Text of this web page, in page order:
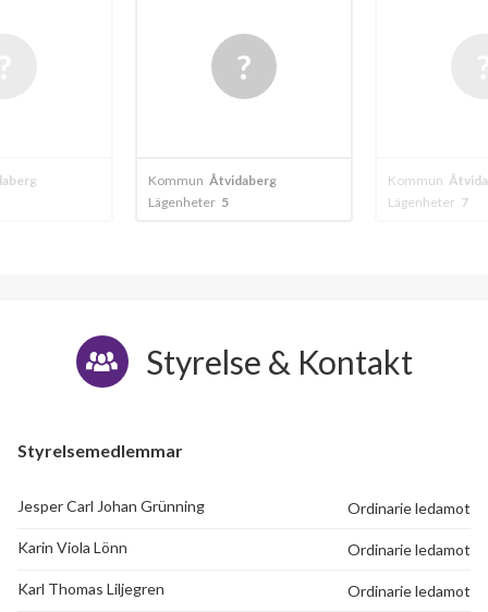
Kommun Åtvidaberg
Lägenheter 5
Kommun
Lägenheter 7
Styrelse & Kontakt
Styrelsemedlemmar
Jesper Carl Johan Grünning Ordinarie ledamot
Karin Viola Lönn Ordinarie ledamot
Karl Thomas Liljegren Ordinarie ledamot